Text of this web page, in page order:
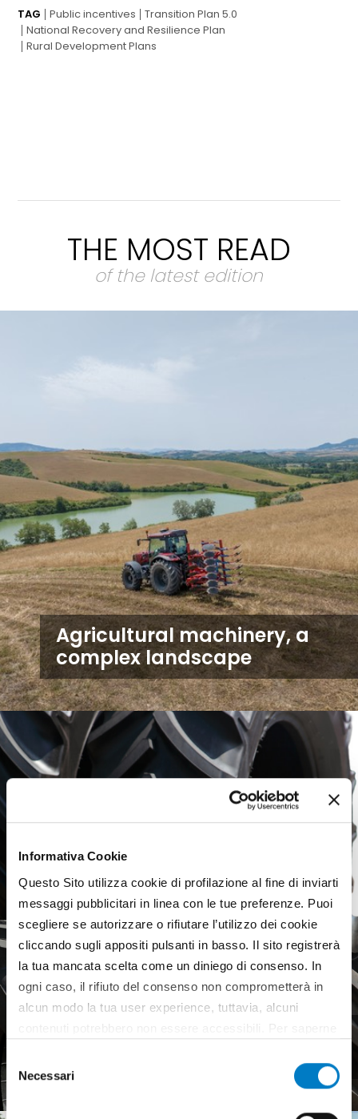
Informativa Cookie
Questo Sito utilizza cookie di profilazione al fine di inviarti
messaggi pubblicitari in linea con le tue preferenze. Puoi
scegliere se autorizzare o rifiutare l’utilizzo dei cookie
cliccando sugli appositi pulsanti in basso. Il sito registrerà
la tua mancata scelta come un diniego di consenso. In
ogni caso, il rifiuto del consenso non comprometterà in
alcun modo la tua user experience, tuttavia, alcuni
all’utilizzo di tutti, o solamente di alcuni di essi, ti
Selezione
del
consenso
Necessari
TAG Public incentives
Transition Plan 5.0
National Recovery and Resilience Plan
Rural Development Plans
THE MOST READ
of the latest edition
Agricultural machinery, a
complex landscape
Agricultural tyres, a weak